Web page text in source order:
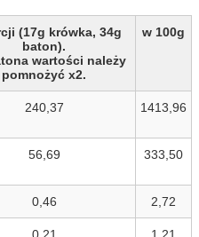
(17g krówka, 34g
baton).
wartości należy
pomnożyć x2.
w 100g
240,37 1413,96
56,69 333,50
0,46 2,72